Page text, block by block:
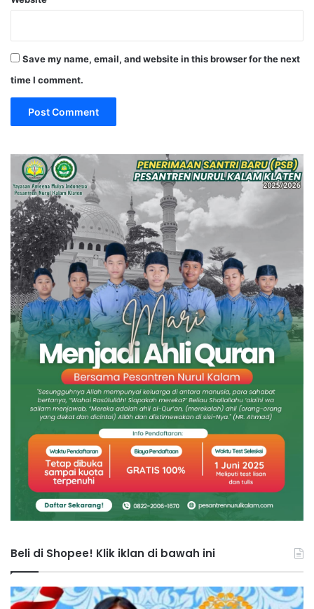
Save my name, email, and website in this browser for the next
time I comment.
Beli di Shopee! Klik iklan di bawah ini